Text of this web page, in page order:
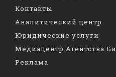
Контакты
Аналитический центр
Юридические услуги
Медиацентр Агентства
Реклама